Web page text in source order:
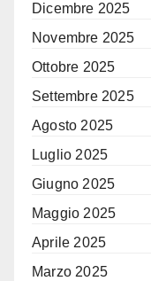
Dicembre 2025
Novembre 2025
Ottobre 2025
Settembre 2025
Agosto 2025
Luglio 2025
Giugno 2025
Maggio 2025
Aprile 2025
Marzo 2025